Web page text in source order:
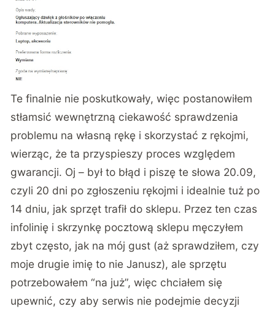
Te finalnie nie poskutkowały, więc postanowiłem
stłamsić wewnętrzną ciekawość sprawdzenia
problemu na własną rękę i skorzystać z rękojmi,
wierząc, że ta przyspieszy proces względem
gwarancji. Oj – był to błąd i piszę te słowa 20.09,
czyli 20 dni po zgłoszeniu rękojmi i idealnie tuż po
14 dniu, jak sprzęt trafił do sklepu. Przez ten czas
infolinię i skrzynkę pocztową sklepu męczyłem
zbyt często, jak na mój gust (aż sprawdziłem, czy
moje drugie imię to nie Janusz), ale sprzętu
potrzebowałem “na już”, więc chciałem się
upewnić, czy aby serwis nie podejmie decyzji